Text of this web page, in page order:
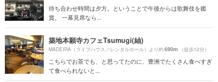
待ち合わせ時間は夕方。ということで午後からは歌舞伎を鑑
賞。 一幕見席なら...
築地本願寺カフェTsumugi(紬)
MADEIRA（ライブハウス／レンタルホール）より約690m （徒歩12分）
こちらでお茶でも、と思ってたのに、豊洲でたくさん食べすぎ
て食べられないと...